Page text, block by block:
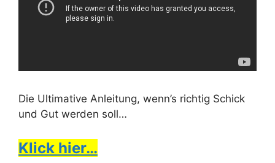
Die Ultimative Anleitung, wenn’s richtig Schick
und Gut werden soll…
Klick hier…